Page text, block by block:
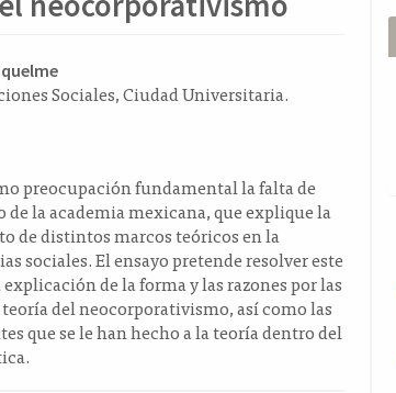
Sociales, Ciudad Universitaria.
preocupación fundamental la falta de
la academia mexicana, que explique la
de distintos marcos teóricos en la
sociales. El ensayo pretende resolver este
de la forma y las razones por las
del neocorporativismo, así como las
que se le han hecho a la teoría dentro del